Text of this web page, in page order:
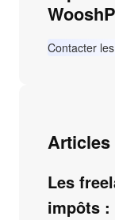
Contacter
Articles
Les
impôts :